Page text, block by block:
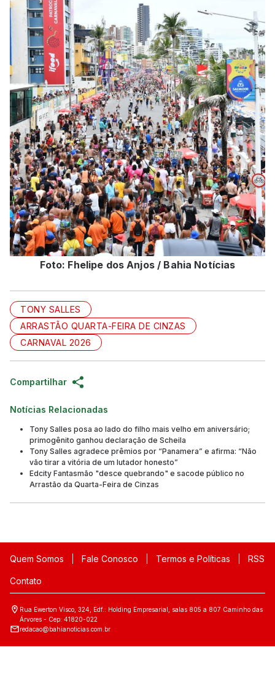
Foto: Fhelipe dos Anjos / Bahia Notícias
TONY SALLES
ARRASTÃO QUARTA-FEIRA DE CINZAS
CARNAVAL 2026
Compartilhar
Notícias Relacionadas
Tony Salles posa ao lado do filho mais velho em aniversário;
primogênito ganhou declaração de Scheila
Tony Salles agradece prêmios por “Panamera” e afirma: “Não
vão tirar a vitória de um lutador honesto”
Edcity Fantasmão "desce quebrando" e sacode público no
Arrastão da Quarta-Feira de Cinzas
Quem Somos Fale Conosco Termos e Políticas RSS
Contato
Rua Ewerton Visco, 324, Edf.: Holding Empresarial, salas 805 a 807 Caminho das
Árvores - Cep: 41820-022
redacao@bahianoticias.com.br